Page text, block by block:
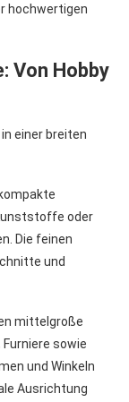
hochwertigen
Von Hobby
einer breiten
oder
Die feinen
und
mittelgroße
sowie
und Winkeln
Ausrichtung